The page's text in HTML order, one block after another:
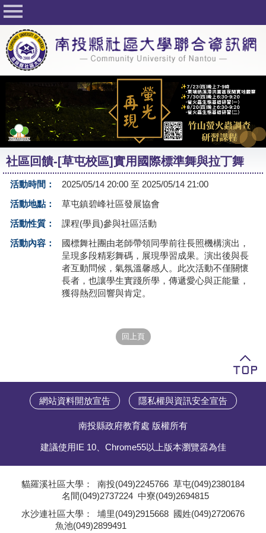
回首頁
關於社大
公佈欄
行事曆
最新活動
活動花絮
課程一覽表
志工與社團
友站連結
社區回饋-[草屯校區]實用國際標準舞與拉丁舞
活動時間：
2025/05/14 20:00 至 2025/05/14 21:00
活動地點：
草屯鎮碧峰社區發展協會
活動性質：
課程(學員)參與社區活動
活動內容：
國標舞社團由老師帶領同學前往長照機構演出，
呈現多段精彩舞碼，展現學習成果。演出後與長
者互動問候，氣氛溫馨感人。此次活動不僅關懷
長者，也讓學生實踐所學，傳遞愛心與正能量，
獲得熱烈回響與肯定。
網站資料開放宣告 隱私權與資訊安全宣告
南投縣政府教育處 版權所有
建議使用IE 10、Chrome55以上版本瀏覽器為佳
貓羅溪社區大學： 南投(049)2245766 草屯(049)2380184
名間(049)2737224 中寮(049)2694815
水沙連社區大學： 埔里(049)2915668 國姓(049)2720676
魚池(049)2899491